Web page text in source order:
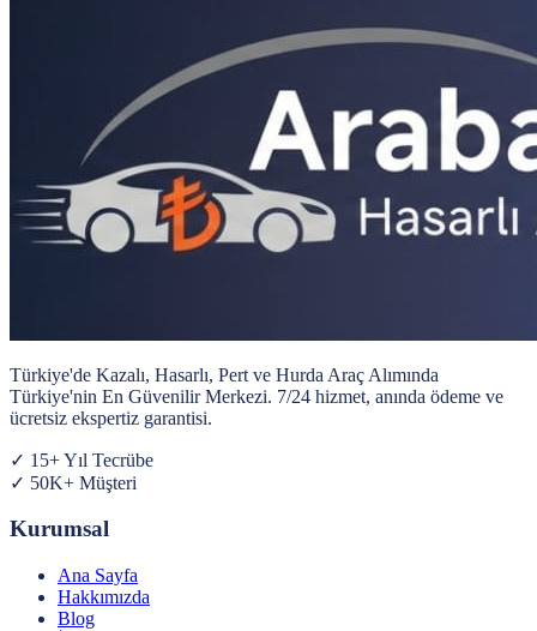
Türkiye'de Kazalı, Hasarlı, Pert ve Hurda Araç Alımında
Türkiye'nin En Güvenilir Merkezi. 7/24 hizmet, anında ödeme ve
ücretsiz ekspertiz garantisi.
✓ 15+ Yıl Tecrübe
✓ 50K+ Müşteri
Kurumsal
Ana Sayfa
Hakkımızda
Blog